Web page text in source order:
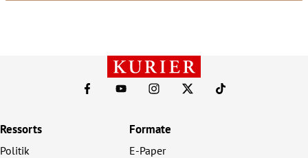
Ressorts
Politik
Formate
E-Paper